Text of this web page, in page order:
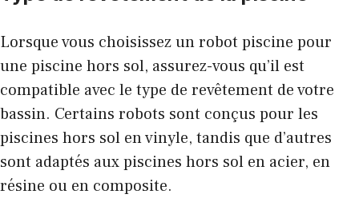
Lorsque vous choisissez un robot piscine pour
une piscine hors sol, assurez-vous qu’il est
compatible avec le type de revêtement de votre
bassin. Certains robots sont conçus pour les
piscines hors sol en vinyle, tandis que d’autres
sont adaptés aux piscines hors sol en acier, en
résine ou en composite.